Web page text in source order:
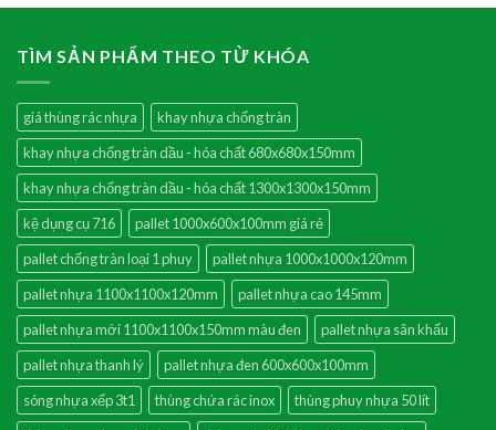
TÌM SẢN PHẨM THEO TỪ KHÓA
giá thùng rác nhựa
khay nhựa chống tràn
khay nhựa chống tràn dầu - hóa chất 680x680x150mm
khay nhựa chống tràn dầu - hóa chất 1300x1300x150mm
kệ dụng cụ 716
pallet 1000x600x100mm giá rẻ
pallet chống tràn loại 1 phuy
pallet nhựa 1000x1000x120mm
pallet nhựa 1100x1100x120mm
pallet nhựa cao 145mm
pallet nhựa mới 1100x1100x150mm màu đen
pallet nhựa sân khấu
pallet nhựa thanh lý
pallet nhựa đen 600x600x100mm
sóng nhựa xếp 3t1
thùng chứa rác inox
thùng phuy nhựa 50 lít